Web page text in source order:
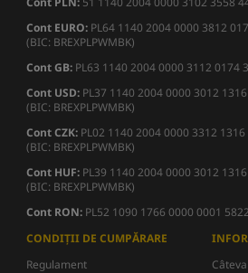
Cont EURO: PL64 1140 2004 0000 3812
(BIC: BREXPLPWMBK)
Cont GB: PL63 1140 2004 0000 3112 0174
Cont USD: PL37 1140 2004 0000 3012
(BIC: BREXPLPWMBK)
Cont CZK: PL02 1140 2004 0000 3312 1316
(BIC: BREXPLPWMBK)
Cont HUF: PL39 1140 2004 0000 3012
(BIC: BREXPLPWMBK)
Cont RON: PL52 1090 1766 0000 0001
CONDIȚII DE CUMPĂRARE
Regulament